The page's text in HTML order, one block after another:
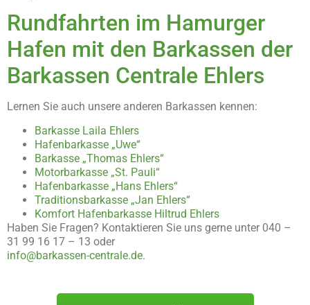
Rundfahrten im Hamurger
Hafen mit den Barkassen der
Barkassen Centrale Ehlers
Lernen Sie auch unsere anderen Barkassen kennen:
Barkasse Laila Ehlers
Hafenbarkasse „Uwe“
Barkasse „Thomas Ehlers“
Motorbarkasse „St. Pauli“
Hafenbarkasse „Hans Ehlers“
Traditionsbarkasse „Jan Ehlers“
Komfort Hafenbarkasse Hiltrud Ehlers
Haben Sie Fragen? Kontaktieren Sie uns gerne unter 040 –
31 99 16 17 – 13 oder
info@barkassen-centrale.de.